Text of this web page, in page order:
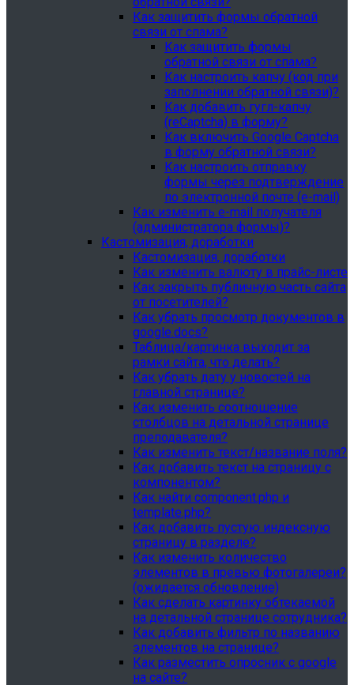
Как защитить формы обратной
связи от спама?
Как защитить формы
обратной связи от спама?
Как настроить капчу (код при
заполнении обратной связи)?
Как добавить гугл-капчу
(reCaptcha) в форму?
Как включить Google Captcha
в форму обратной связи?
Как настроить отправку
формы через подтверждение
по электронной почте (e-mail)
Как изменить e-mail получателя
(администратора формы)?
Кастомизация, доработки
Кастомизация, доработки
Как изменить валюту в прайс-листе
Как закрыть публичную часть сайта
от посетителей?
Как убрать просмотр документов в
google.docs?
Таблица/картинка выходит за
рамки сайта, что делать?
Как убрать дату у новостей на
главной странице?
Как изменить соотношение
столбцов на детальной странице
преподавателя?
Как изменить текст/название поля?
Как добавить текст на страницу с
компонентом?
Как найти component.php и
template.php?
Как добавить пустую индексную
страницу в разделе?
Как изменить количество
элементов в превью фотогалереи?
(ожидается обновление)
Как сделать картинку обтекаемой
на детальной странице сотрудника?
Как добавить фильтр по названию
элементов на странице?
Как разместить опросник с google
на сайте?